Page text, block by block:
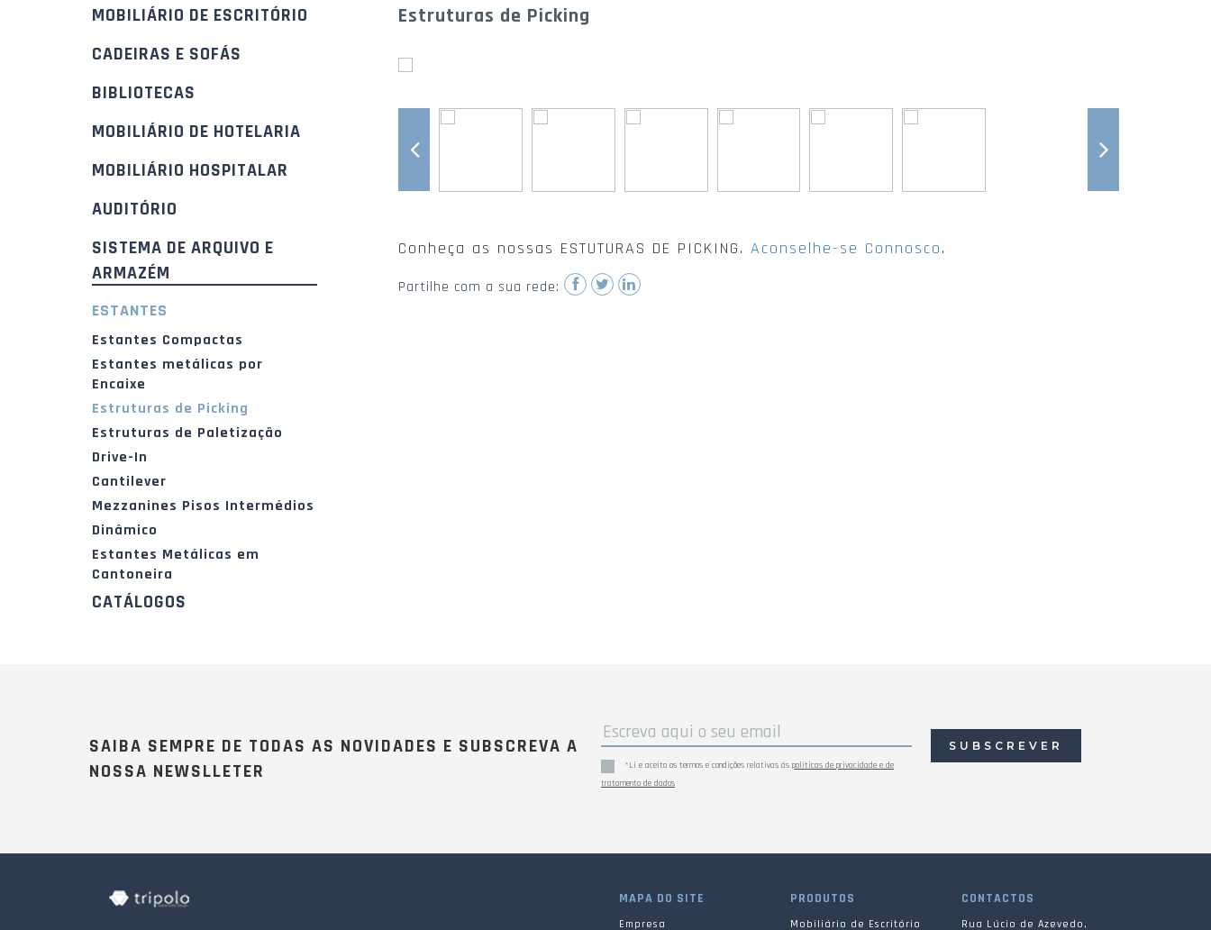
MOBILIÁRIO DE ESCRITÓRIO
CADEIRAS E SOFÁS
BIBLIOTECAS
MOBILIÁRIO DE HOTELARIA
MOBILIÁRIO HOSPITALAR
AUDITÓRIO
SISTEMA DE ARQUIVO E
ARMAZÉM
ESTANTES
Estantes Compactas
Estantes metálicas por
Encaixe
Estruturas de Picking
Estruturas de Paletização
Drive-In
Cantilever
Mezzanines Pisos Intermédios
Dinâmico
Estantes Metálicas em
Cantoneira
CATÁLOGOS
Estruturas de Picking
Conheça as nossas ESTUTURAS DE PICKING. Aconselhe-se Connosco.
Partilhe com a sua rede:
SAIBA SEMPRE DE TODAS AS NOVIDADES E SUBSCREVA A
NOSSA NEWSLLETER
*Li e aceito os termos e condições relativas às políticas de privacidade e de
tratamento de dados
SUBSCREVER
MAPA DO SITE
Empresa
PRODUTOS
Mobiliário de Escritório
CONTACTOS
Rua Lúcio de Azevedo,